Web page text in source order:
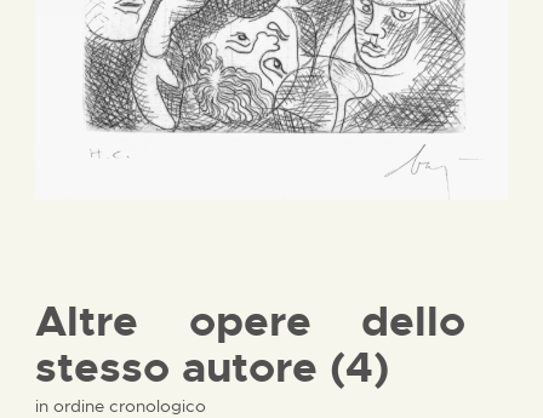
Altre opere dello
stesso autore (4)
in ordine cronologico